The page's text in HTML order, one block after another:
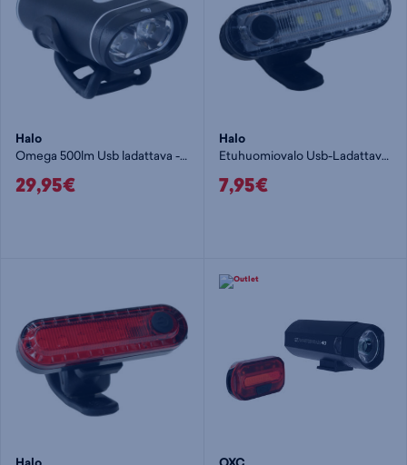
Halo
Omega 500lm Usb ladattava - pyörävalo
29,95€
Halo
Etuhuomiovalo Usb-Ladattava 20Lm - pyörävalo
7,95€